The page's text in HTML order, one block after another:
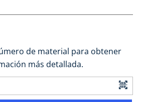
de material para obtener
más detallada.